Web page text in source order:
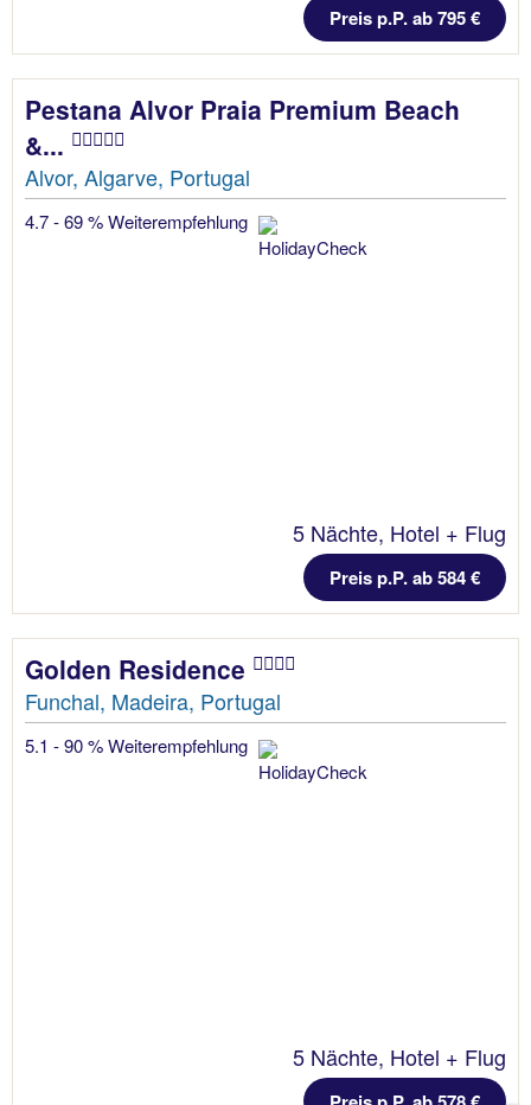
Preis p.P. ab 795 €
Pestana Alvor Praia Premium Beach
&...
Alvor, Algarve, Portugal
4.7 - 69 % Weiterempfehlung
5 Nächte, Hotel + Flug
Preis p.P. ab 584 €
Golden Residence
Funchal, Madeira, Portugal
5.1 - 90 % Weiterempfehlung
5 Nächte, Hotel + Flug